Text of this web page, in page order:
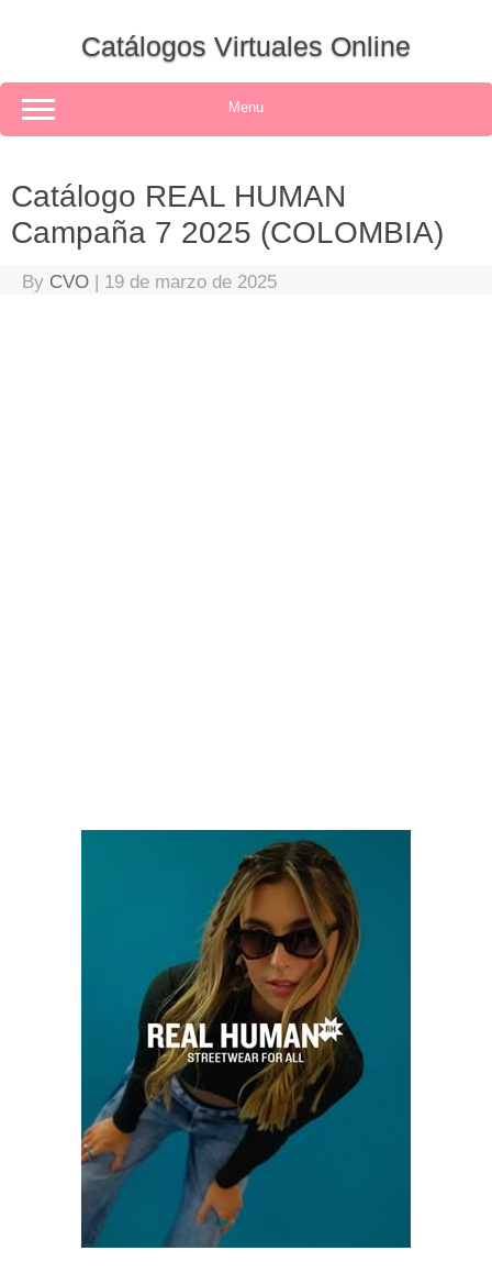
Catálogos Virtuales Online
Menu
Catálogo REAL HUMAN
Campaña 7 2025 (COLOMBIA)
By CVO | 19 de marzo de 2025